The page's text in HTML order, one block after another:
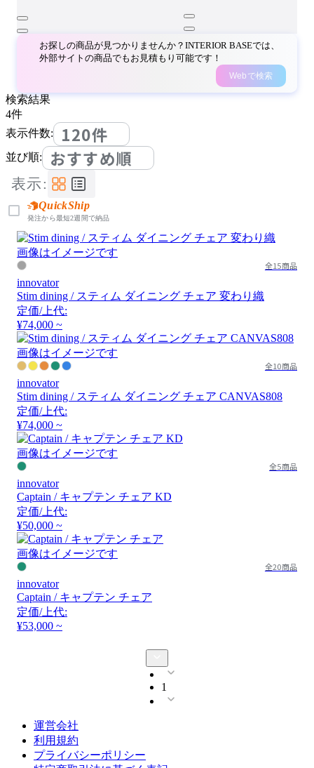
お探しの商品が見つかりませんか？INTERIOR BASEでは、
外部サイトの商品でもお見積もり可能です！
Webで検索
検索結果
4件
表示件数:
120件
並び順: おすすめ順
表示:
QuickShip
発注から最短2週間で納品
画像はイメージです
全15商品
innovator
Stim dining / スティム ダイニング チェア 変わり織
定価/上代:
¥74,000 ~
画像はイメージです
全10商品
innovator
Stim dining / スティム ダイニング チェア CANVAS808
定価/上代:
¥74,000 ~
画像はイメージです
全5商品
innovator
Captain / キャプテン チェア KD
定価/上代:
¥50,000 ~
画像はイメージです
全20商品
innovator
Captain / キャプテン チェア
定価/上代:
¥53,000 ~
1
運営会社
利用規約
プライバシーポリシー